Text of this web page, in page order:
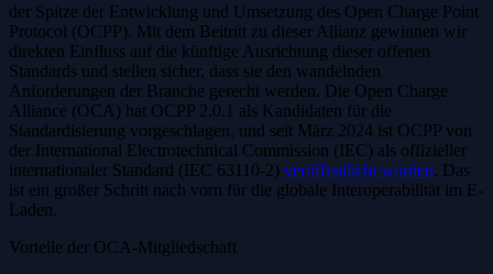
der Spitze der Entwicklung und Umsetzung des Open Charge Point
Protocol (OCPP). Mit dem Beitritt zu dieser Allianz gewinnen wir
direkten Einfluss auf die künftige Ausrichtung dieser offenen
Standards und stellen sicher, dass sie den wandelnden
Anforderungen der Branche gerecht werden. Die Open Charge
Alliance (OCA) hat OCPP 2.0.1 als Kandidaten für die
Standardisierung vorgeschlagen, und seit März 2024 ist OCPP von
der International Electrotechnical Commission (IEC) als offizieller
internationaler Standard (IEC 63110-2) veröffentlicht worden. Das
ist ein großer Schritt nach vorn für die globale Interoperabilität im E-
Laden.
Vorteile der OCA-Mitgliedschaft